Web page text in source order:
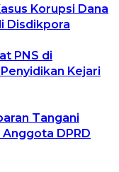
Korupsi Dana
Disdikpora
PNS di
Kejari
Tangani
DPRD